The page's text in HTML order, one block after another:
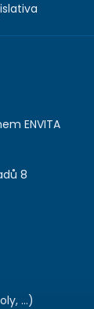
ENVITA
8
...)